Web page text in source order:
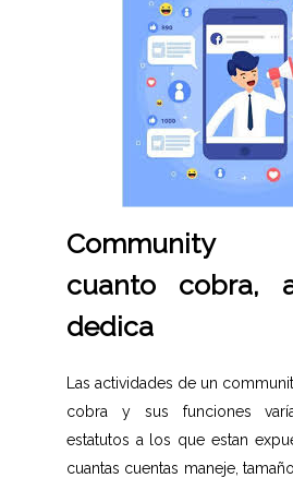
Community
cuanto cobra,
dedica
Las actividades de un
cobra y sus funciones
estatutos a los que estan
cuantas cuentas maneje,